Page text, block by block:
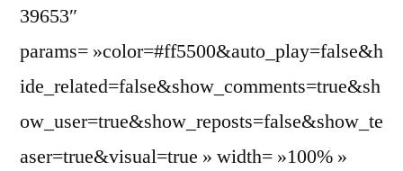
39653″
params= »color=#ff5500&auto_play=false&h
ide_related=false&show_comments=true&sh
ow_user=true&show_reposts=false&show_te
aser=true&visual=true » width= »100% »